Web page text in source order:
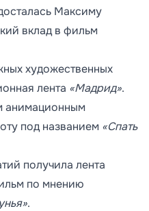
Максиму
вклад в фильм
художественных
лента «Мадрид».
анимационным
под названием «Спать
получила лента
по мнению
.